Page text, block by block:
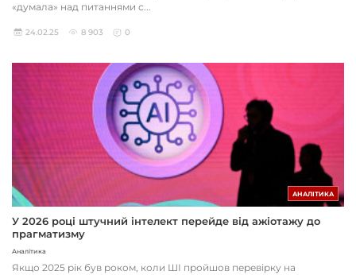
«думала» над питаннями с...
24.02.25 8 903 0
АНАЛІТИКА
У 2026 році штучний інтелект перейде від ажіотажу до
прагматизму
Аналітика
Якщо 2025 рік був роком, коли ШІ пройшов перевірку на